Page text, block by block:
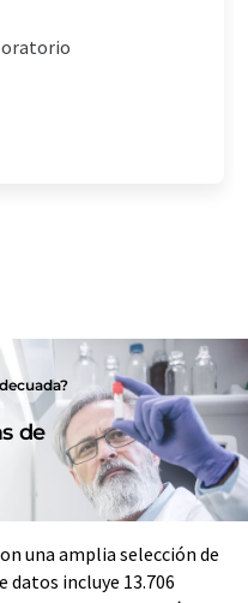
de
una amplia selección de
datos incluye 13.706